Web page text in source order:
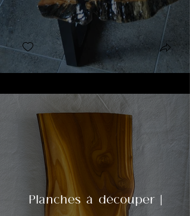
Planches à découper |